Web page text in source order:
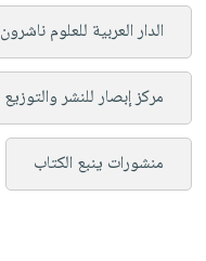
الدار العربية للعلوم ناشرون
مركز إبصار للنشر والتوزيع
منشورات ينبع الكتاب